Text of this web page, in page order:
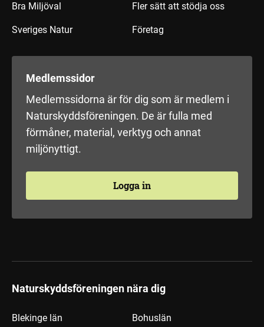
Bra Miljöval
Sveriges Natur
Fler sätt att stödja oss
Företag
Medlemssidor
Medlemssidorna är för dig som är medlem i
Naturskyddsföreningen. De är fulla med
förmåner, material, verktyg och annat
miljönyttigt.
Logga in
Naturskyddsföreningen nära dig
Blekinge län Bohuslän